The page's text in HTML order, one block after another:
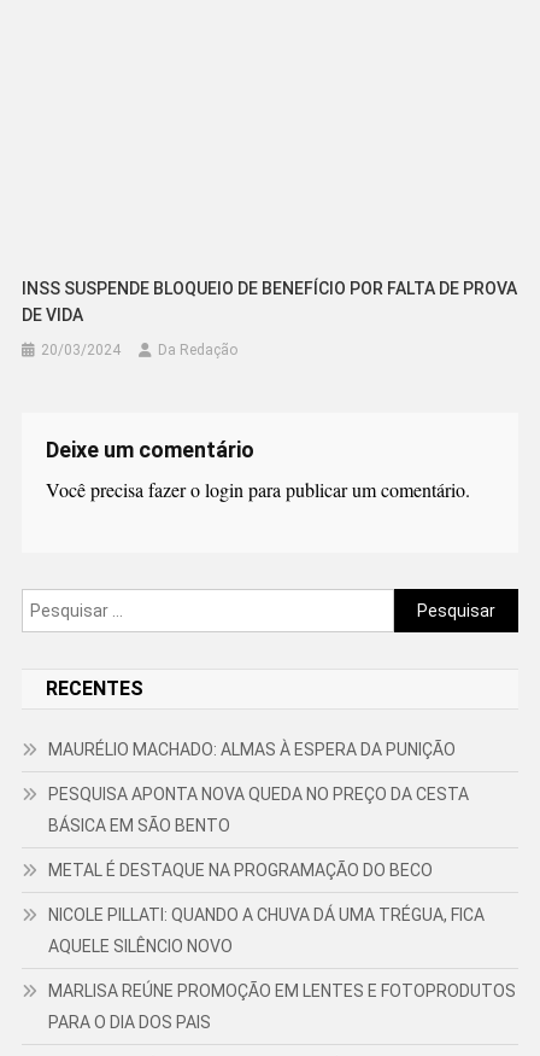
INSS SUSPENDE BLOQUEIO DE BENEFÍCIO POR FALTA DE PROVA
DE VIDA
20/03/2024 Da Redação
Deixe um comentário
Você precisa fazer ologinpara publicar um comentário.
Pesquisar
por:
RECENTES
MAURÉLIO MACHADO: ALMAS À ESPERA DA PUNIÇÃO
PESQUISA APONTA NOVA QUEDA NO PREÇO DA CESTA
BÁSICA EM SÃO BENTO
METAL É DESTAQUE NA PROGRAMAÇÃO DO BECO
NICOLE PILLATI: QUANDO A CHUVA DÁ UMA TRÉGUA, FICA
AQUELE SILÊNCIO NOVO
MARLISA REÚNE PROMOÇÃO EM LENTES E FOTOPRODUTOS
PARA O DIA DOS PAIS